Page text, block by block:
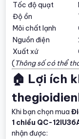
Tốc độ quạt
Độ ồn
Môi chất lạnh
Nguồn điện
Xuất xứ
(Thông số có thể
🏠 Lợi ích
Khi bạn chọn mua
1 chiều QC-
nhận được: